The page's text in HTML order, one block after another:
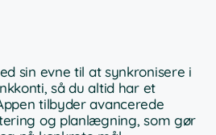
sin evne til at synkronisere i
så du altid har et
tilbyder avancerede
og planlægning, som gør